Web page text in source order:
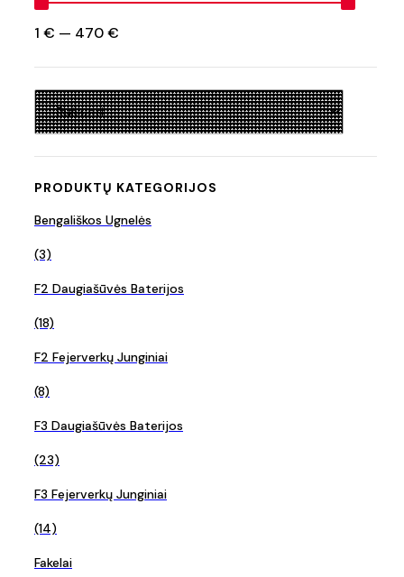
1 € — 470€
PRODUKTŲ KATEGORIJOS
Bengališkos Ugnelės
(3)
F2 Daugiašūvės Baterijos
(18)
F2 Fejerverkų Junginiai
(8)
F3 Daugiašūvės Baterijos
(23)
F3 Fejerverkų Junginiai
(14)
Fakelai